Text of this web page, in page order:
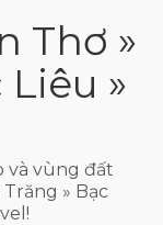
Thơ »
Liêu »
và vùng đất
» Bạc